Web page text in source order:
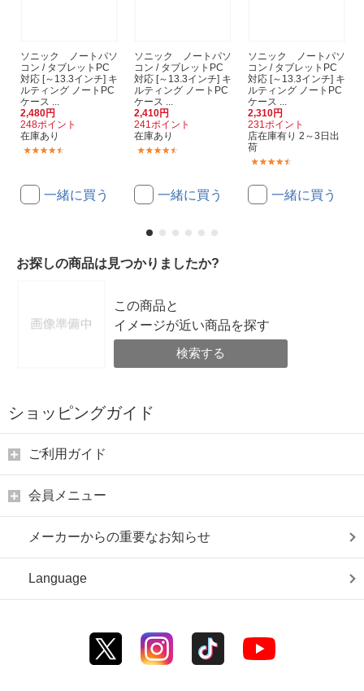
ソニック ノートパソ
コン / タブレットPC
対応 [～13.3インチ] キ
ルティング ノートPC
ケース ...
2,480円
248ポイント
在庫あり
一緒に買う
ソニック ノートパソ
コン / タブレットPC
対応 [～13.3インチ] キ
ルティング ノートPC
ケース ...
2,410円
241ポイント
在庫あり
一緒に買う
ソニック ノートパソ
コン / タブレットPC
対応 [～13.3インチ] キ
ルティング ノートPC
ケース ...
2,310円
231ポイント
店在庫有り 2～3日出
荷
一緒に買う
お探しの商品は見つかりましたか?
この商品と
イメージが近い商品を探す
検索する
ショッピングガイド
ご利用ガイド
会員メニュー
メーカーからの重要なお知らせ
Language